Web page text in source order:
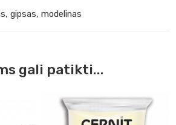
gipsas, modelinas
gali patikti...